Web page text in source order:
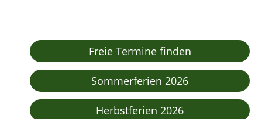
Freie Termine finden
Sommerferien 2026
Herbstferien 2026